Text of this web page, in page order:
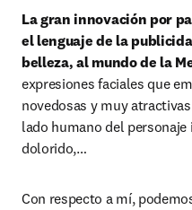
La gran innovación por
el lenguaje de la
belleza, al mundo de la
expresiones faciales que
novedosas y muy
lado humano del
dolorido,…
Con respecto a mí,